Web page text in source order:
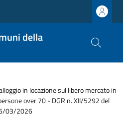
della
in locazione sul libero mercato in
over 70 - DGR n. XII/5292 del
03/2026